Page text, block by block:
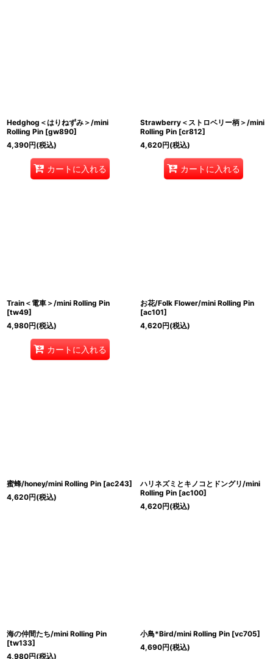
Hedghog＜はりねずみ＞/mini
Rolling Pin [gw890]
4,390円(税込)
カートに入れる
Strawberry＜ストロベリー柄＞/mini
Rolling Pin [cr812]
4,620円(税込)
カートに入れる
Train＜電車＞/mini Rolling Pin
[tw49]
4,980円(税込)
カートに入れる
お花/Folk Flower/mini Rolling Pin
[ac101]
4,620円(税込)
蜜蜂/honey/mini Rolling Pin [ac243]
4,620円(税込)
ハリネズミとキノコとドングリ/mini
Rolling Pin [ac100]
4,620円(税込)
海の仲間たち/mini Rolling Pin
[tw133]
4,980円(税込)
小鳥*Bird/mini Rolling Pin [vc705]
4,690円(税込)